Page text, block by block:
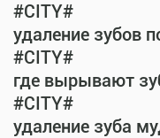
#CITY#
удаление зубов
#CITY#
где вырывают
#CITY#
удаление зуба